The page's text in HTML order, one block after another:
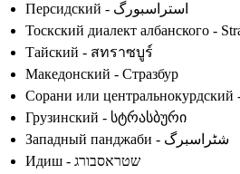
Персидский - استراسبورگ
Тоскский диалект албанского -
Тайский - สทราซบูร์
Македонский - Стразбур
Грузинский - სტრასბური
Западный панджаби - شٹراسبرگ
Идиш - שטראסבורג